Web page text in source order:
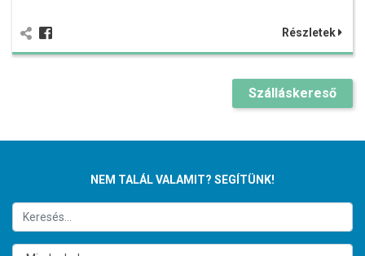
Részletek
Szálláskereső
NEM TALÁL VALAMIT? SEGÍTÜNK!